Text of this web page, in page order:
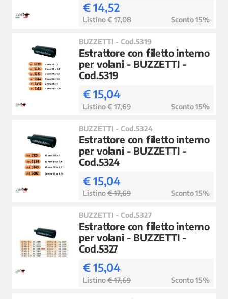
€ 14,52
Listino€ 17,08 Sconto 15%
BUZZETTI - Cod.5319
Estrattore con filetto interno
per volani - BUZZETTI -
Cod.5319
€ 15,04
Listino€ 17,69 Sconto 15%
BUZZETTI - Cod.5324
Estrattore con filetto interno
per volani - BUZZETTI -
Cod.5324
€ 15,04
Listino€ 17,69 Sconto 15%
BUZZETTI - Cod.5327
Estrattore con filetto interno
per volani - BUZZETTI -
Cod.5327
€ 15,04
Listino€ 17,69 Sconto 15%